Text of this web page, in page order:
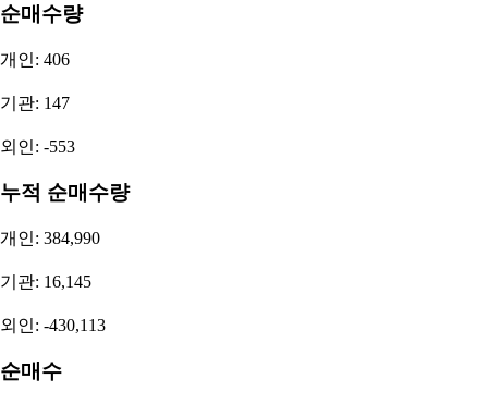
순매수량
개인: 406
기관: 147
외인: -553
누적 순매수량
개인: 384,990
기관: 16,145
외인: -430,113
순매수